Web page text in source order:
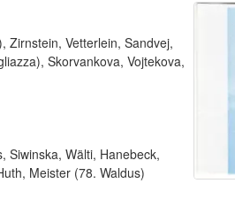
Zirnstein, Vetterlein, Sandvej,
Skorvankova, Vojtekova,
Siwinska, Wälti, Hanebeck,
Meister (78. Waldus)